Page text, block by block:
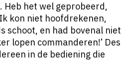
Heb het wel geprobeerd,
kon niet hoofdrekenen,
schoot, en had bovenal niet
lopen commanderen!’ Des
in de bediening die